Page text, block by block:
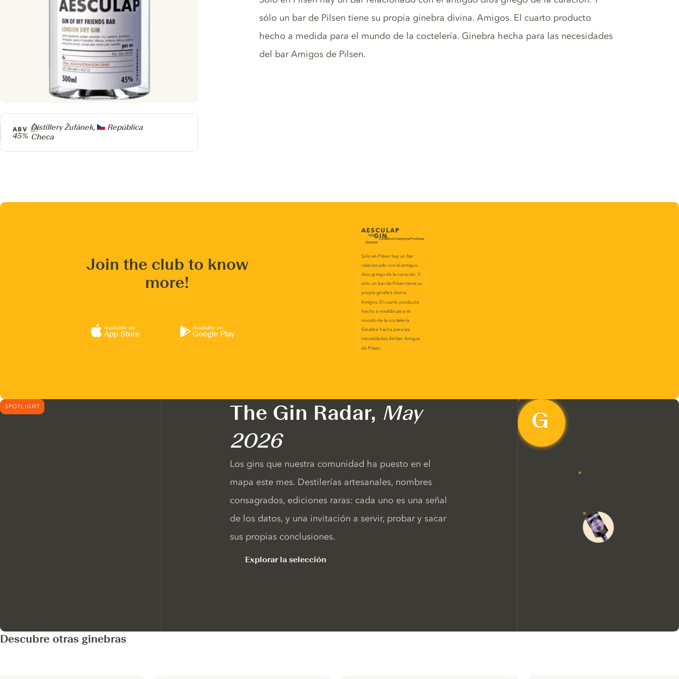
Producer
Distillery Žufánek,
República
Checa
ABV
45%
sólo un bar de Pilsen tiene su propia ginebra divina. Amigos. El cuarto producto
hecho a medida para el mundo de la coctelería. Ginebra hecha para las necesidades
del bar Amigos de Pilsen.
Join the club to know
more!
Available on
App Store
Available on
Google Play
SPOTLIGHT The Gin Radar, May
2026
Los gins que nuestra comunidad ha puesto en el
mapa este mes. Destilerías artesanales, nombres
consagrados, ediciones raras: cada uno es una señal
de los datos, y una invitación a servir, probar y sacar
sus propias conclusiones.
Explorar la selección
Descubre otras ginebras